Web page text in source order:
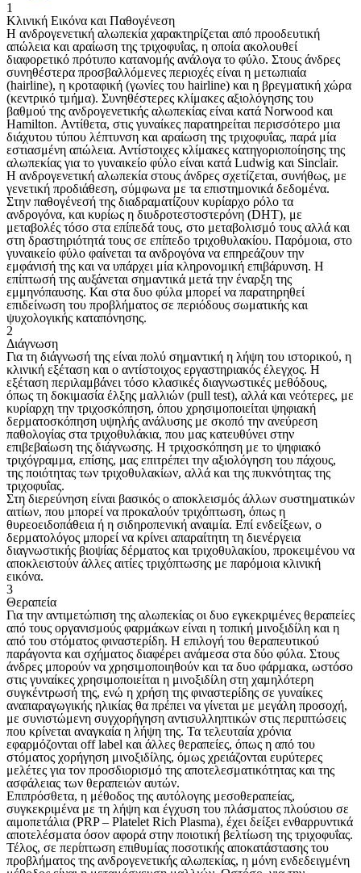
1
Κλινική Εικόνα και Παθογένεση
Η ανδρογενετική αλωπεκία χαρακτηρίζεται από προοδευτική
απώλεια και αραίωση της τριχοφυΐας, η οποία ακολουθεί
διαφορετικό πρότυπο κατανομής ανάλογα το φύλο. Στους άνδρες
συνηθέστερα προσβαλλόμενες περιοχές είναι η μετωπιαία
(hairline), η κροταφική (γωνίες του hairline) και η βρεγματική χώρα
(κεντρικό τμήμα). Συνηθέστερες κλίμακες αξιολόγησης του
βαθμού της ανδρογενετικής αλωπεκίας είναι κατά Norwood και
Hamilton. Αντίθετα, στις γυναίκες παρατηρείται περισσότερο μια
διάχυτου τύπου λέπτυνση και αραίωση της τριχοφυΐας, παρά μία
εστιασμένη απώλεια. Αντίστοιχες κλίμακες κατηγοριοποίησης της
αλωπεκίας για το γυναικείο φύλο είναι κατά Ludwig και Sinclair.
Η ανδρογενετική αλωπεκία στους άνδρες σχετίζεται, συνήθως, με
γενετική προδιάθεση, σύμφωνα με τα επιστημονικά δεδομένα.
Στην παθογένεσή της διαδραματίζουν κυρίαρχο ρόλο τα
ανδρογόνα, και κυρίως η διυδροτεστοστερόνη (DHT), με
μεταβολές τόσο στα επίπεδά τους, στο μεταβολισμό τους αλλά και
στη δραστηριότητά τους σε επίπεδο τριχοθυλακίου. Παρόμοια, στο
γυναικείο φύλο φαίνεται τα ανδρογόνα να επηρεάζουν την
εμφάνισή της και να υπάρχει μία κληρονομική επιβάρυνση. Η
επίπτωσή της αυξάνεται σημαντικά μετά την έναρξη της
εμμηνόπαυσης. Και στα δυο φύλα μπορεί να παρατηρηθεί
επιδείνωση του προβλήματος σε περιόδους σωματικής και
ψυχολογικής καταπόνησης.
2
Διάγνωση
Για τη διάγνωσή της είναι πολύ σημαντική η λήψη του ιστορικού, η
κλινική εξέταση και ο αντίστοιχος εργαστηριακός έλεγχος. Η
εξέταση περιλαμβάνει τόσο κλασικές διαγνωστικές μεθόδους,
όπως τη δοκιμασία έλξης μαλλιών (pull test), αλλά και νεότερες, με
κυρίαρχη την τριχοσκόπηση, όπου χρησιμοποιείται ψηφιακή
δερματοσκόπηση υψηλής ανάλυσης με σκοπό την ανεύρεση
παθολογίας στα τριχοθυλάκια, που μας κατευθύνει στην
επιβεβαίωση της διάγνωσης. Η τριχοσκόπηση με το ψηφιακό
τριχόγραμμα, επίσης, μας επιτρέπει την αξιολόγηση του πάχους,
της ποιότητας των τριχοθυλακίων, αλλά και της πυκνότητας της
τριχοφυΐας.
Στη διερεύνηση είναι βασικός ο αποκλεισμός άλλων συστηματικών
αιτίων, που μπορεί να προκαλούν τριχόπτωση, όπως η
θυρεοειδοπάθεια ή η σιδηροπενική αναιμία. Επί ενδείξεων, ο
δερματολόγος μπορεί να κρίνει απαραίτητη τη διενέργεια
διαγνωστικής βιοψίας δέρματος και τριχοθυλακίου, προκειμένου να
αποκλειστούν άλλες αιτίες τριχόπτωσης με παρόμοια κλινική
εικόνα.
3
Θεραπεία
Για την αντιμετώπιση της αλωπεκίας οι δυο εγκεκριμένες θεραπείες
από τους οργανισμούς φαρμάκων είναι η τοπική μινοξιδίλη και η
από του στόματος φιναστερίδη. Η επιλογή του θεραπευτικού
παράγοντα και σχήματος διαφέρει ανάμεσα στα δύο φύλα. Στους
άνδρες μπορούν να χρησιμοποιηθούν και τα δυο φάρμακα, ωστόσο
στις γυναίκες χρησιμοποιείται η μινοξιδίλη στη χαμηλότερη
συγκέντρωσή της, ενώ η χρήση της φιναστερίδης σε γυναίκες
αναπαραγωγικής ηλικίας θα πρέπει να γίνεται με μεγάλη προσοχή,
με συνιστώμενη συγχορήγηση αντισυλληπτικών στις περιπτώσεις
που κρίνεται αναγκαία η λήψη της. Τα τελευταία χρόνια
εφαρμόζονται off label και άλλες θεραπείες, όπως η από του
στόματος χορήγηση μινοξιδίλης, όμως χρειάζονται ευρύτερες
μελέτες για τον προσδιορισμό της αποτελεσματικότητας και της
ασφάλειας των θεραπειών αυτών.
Επιπρόσθετα, η μέθοδος της αυτόλογης μεσοθεραπείας,
συγκεκριμένα με τη λήψη και έγχυση του πλάσματος πλούσιου σε
αιμοπετάλια (PRP – Platelet Rich Plasma), έχει δείξει ενθαρρυντικά
αποτελέσματα όσον αφορά στην ποιοτική βελτίωση της τριχοφυΐας.
Τέλος, σε περίπτωση επιθυμίας ποσοτικής αποκατάστασης του
προβλήματος της ανδρογενετικής αλωπεκίας, η μόνη ενδεδειγμένη